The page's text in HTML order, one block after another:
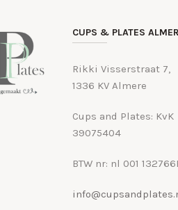
CUPS & PLATES
Rikki Visserstraat 7,
1336 KV Almere
Cups and Plates: KvK
39075404
BTW nr: nl 001